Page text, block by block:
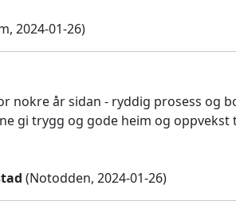
2024-01-26)
nokre år sidan - ryddig prosess og
gi trygg og gode heim og
(Notodden, 2024-01-26)